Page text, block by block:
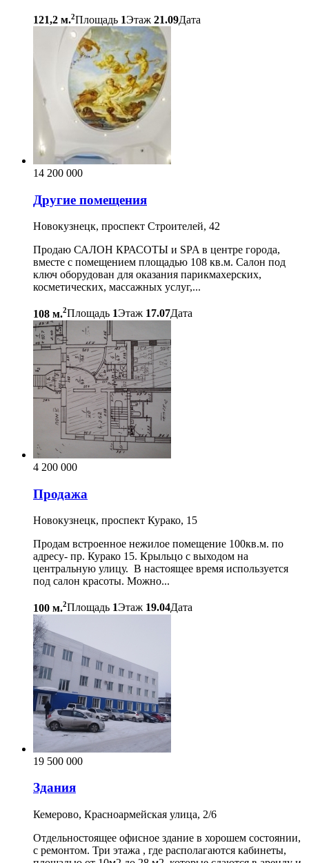
121,2 м.2Площадь 1Этаж 21.09Дата
14 200 000
Другие помещения
Новокузнецк, проспект Строителей, 42
Продаю САЛОН КРАСОТЫ и SPA в центре города,
вместе с помещением площадью 108 кв.м. Салон под
ключ оборудован для оказания парикмахерских,
косметических, массажных услуг,...
108 м.2Площадь 1Этаж 17.07Дата
4 200 000
Продажа
Новокузнецк, проспект Курако, 15
Продам встроенное нежилое помещение 100кв.м. по
адресу- пр. Курако 15. Крыльцо с выходом на
центральную улицу. В настоящее время используется
под салон красоты. Можно...
100 м.2Площадь 1Этаж 19.04Дата
19 500 000
Здания
Кемерово, Красноармейская улица, 2/6
Отдельностоящее офисное здание в хорошем состоянии,
с ремонтом. Три этажа , где располагаются кабинеты,